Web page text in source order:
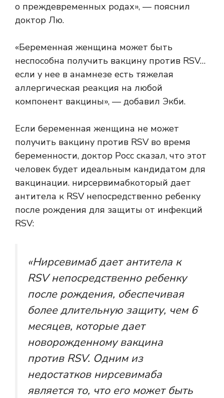
о преждевременных родах», — пояснил
доктор Лю.
«Беременная женщина может быть
неспособна получить вакцину против RSV…
если у нее в анамнезе есть тяжелая
аллергическая реакция на любой
компонент вакцины», — добавил Экби.
Если беременная женщина не может
получить вакцину против RSV во время
беременности, доктор Росс сказал, что этот
человек будет идеальным кандидатом для
вакцинации. нирсервимабкоторый дает
антитела к RSV непосредственно ребенку
после рождения для защиты от инфекций
RSV:
«Нирсевимаб дает антитела к
RSV непосредственно ребенку
после рождения, обеспечивая
более длительную защиту, чем 6
месяцев, которые дает
новорожденному вакцина
против RSV. Одним из
недостатков нирсевимаба
является то, что его может быть